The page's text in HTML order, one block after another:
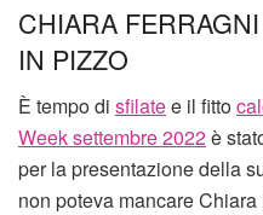
CHIARA
IN PIZZO
È tempo di sfilatee il fitto
Week settembre 2022è
per la presentazione della
non poteva mancare